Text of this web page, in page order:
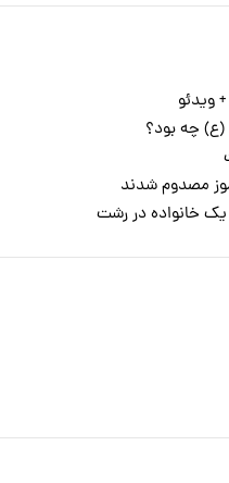
(ع) چه بود؟